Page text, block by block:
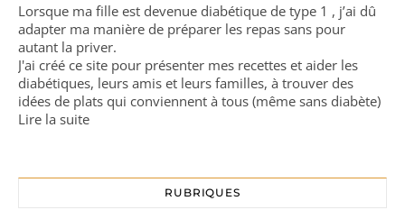
Lorsque ma fille est devenue diabétique de type 1 , j’ai dû
adapter ma manière de préparer les repas sans pour
autant la priver.
J'ai créé ce site pour présenter mes recettes et aider les
diabétiques, leurs amis et leurs familles, à trouver des
idées de plats qui conviennent à tous (même sans diabète)
Lire la suite
RUBRIQUES